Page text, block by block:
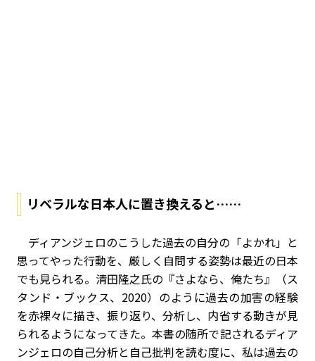
リベラルな日本人に置き換えると……
ディアンジェロのこうした過去の自分の「よかれ」と
思ってやった行動を、厳しく自問する姿勢は最近の日本
でも見られる。清田隆之氏の『さよなら、俺たち』（ス
タンド・ブックス、2020）のように過去の加害の経験
を赤裸々に描き、振り返り、分析し、内省する動きが見
られるようになってきた。本書の随所で記されるディア
ンジェロの自己分析と自己批判を読む度に、私は過去の